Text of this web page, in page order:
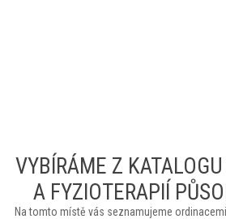
VYBÍRÁME Z
A FYZIOTERAPIÍ
Na tomto místě vás seznamujeme